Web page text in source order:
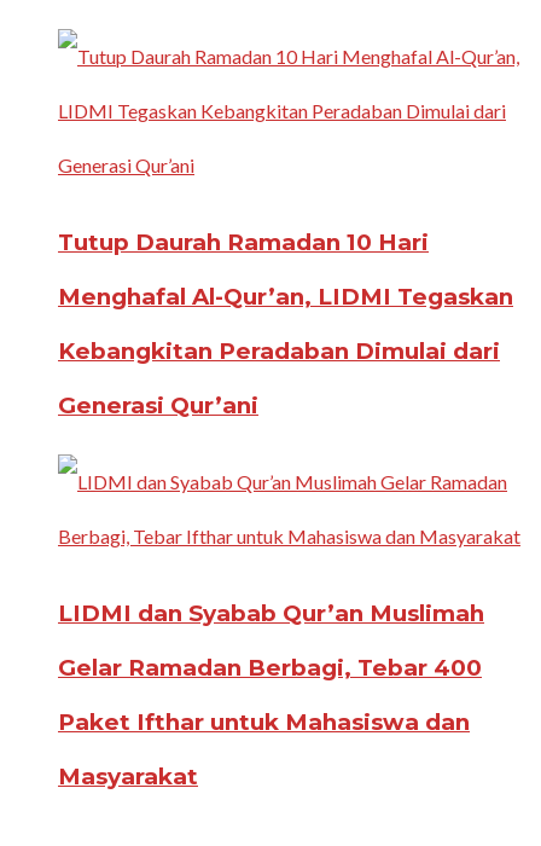
Tutup Daurah Ramadan 10 Hari
Menghafal Al-Qur’an, LIDMI Tegaskan
Kebangkitan Peradaban Dimulai dari
Generasi Qur’ani
LIDMI dan Syabab Qur’an Muslimah
Gelar Ramadan Berbagi, Tebar 400
Paket Ifthar untuk Mahasiswa dan
Masyarakat